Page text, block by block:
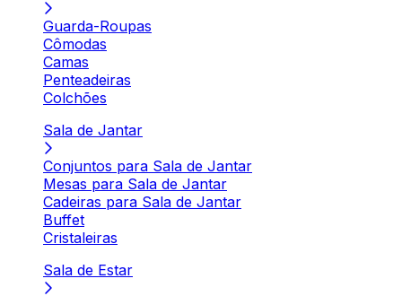
Guarda-Roupas
Cômodas
Camas
Penteadeiras
Colchões
Sala de Jantar
Conjuntos para Sala de Jantar
Mesas para Sala de Jantar
Cadeiras para Sala de Jantar
Buffet
Cristaleiras
Sala de Estar